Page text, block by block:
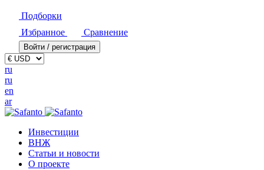
Подборки
Избранное
Сравнение
Войти / регистрация
ru
ru
en
ar
Инвестиции
ВНЖ
Статьи и новости
О проекте